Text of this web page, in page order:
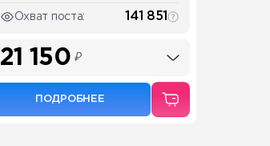
Охват поста: 141 851
21 150₽
ПОДРОБНЕЕ